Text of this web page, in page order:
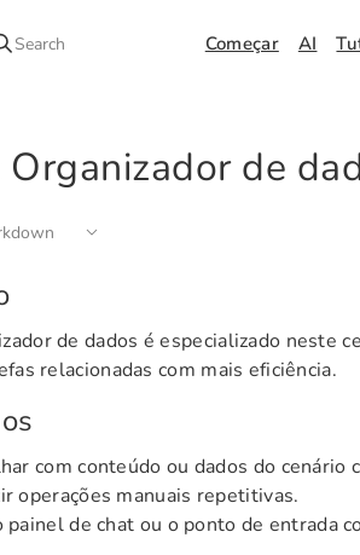
Search Começar AI
Organizador de
de dados é especializado neste
relacionadas com mais eficiência.
com conteúdo ou dados do cenário
operações manuais repetitivas.
painel de chat ou o ponto de entrada